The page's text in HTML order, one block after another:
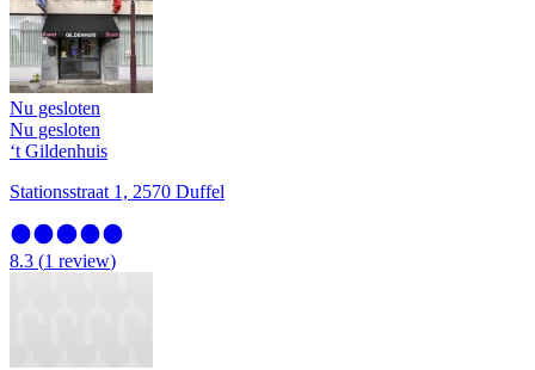
Nu gesloten
Nu gesloten
‘t Gildenhuis
Stationsstraat 1, 2570 Duffel
8.3 (1 review)